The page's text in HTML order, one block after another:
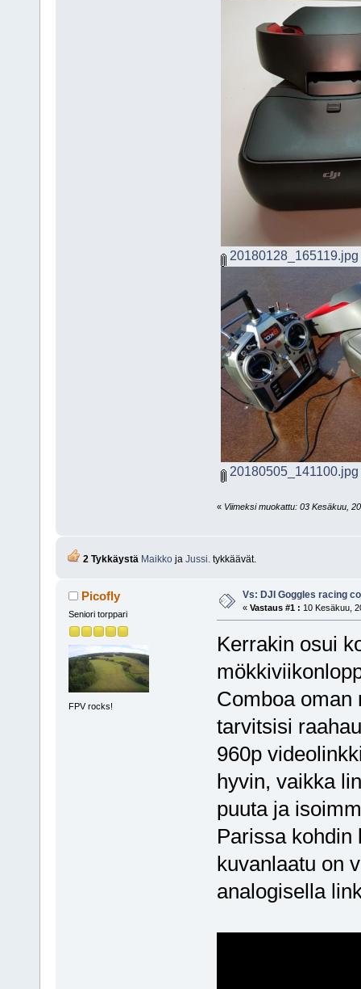
20180128_165119.jpg
20180505_141100.jpg
« Viimeksi muokattu: 03 Kesäkuu,
2 Tykkäystä Maikkoja Jussi. tykkäävät.
Picofly
Seniori torppari
FPV rocks!
Vs: DJI Goggles racing
« Vastaus #1 : 10 Kesäkuu,
Kerrakin osui
Comboa oman
tarvitsisi
960p
hyvin, vaikka
puuta ja
Parissa kohdin
kuvanlaatu on
analogisella